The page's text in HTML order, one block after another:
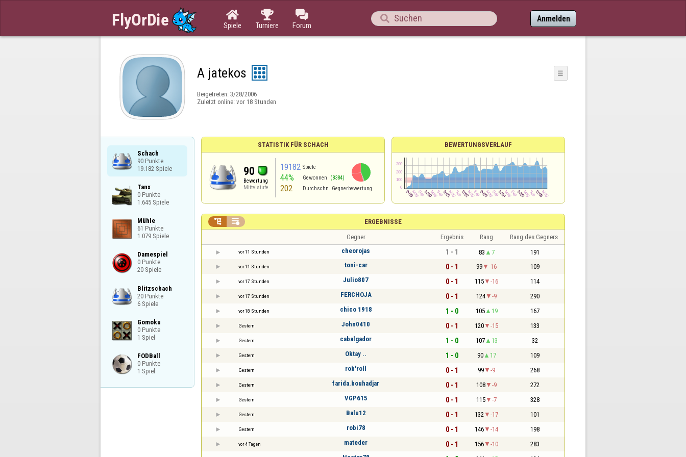

Spiele

Turniere

Forum
 Anmelden
A jatekos ☰
Beigetreten: 3/28/2006
Zuletzt online: vor 18 Stunden
Schach
90 Punkte
19.182 Spiele
Tanx
0 Punkte
1.645 Spiele
Mühle
61 Punkte
1.079 Spiele
Damespiel
0 Punkte
20 Spiele
Blitzschach
20 Punkte
6 Spiele
Gomoku
0 Punkte
1 Spiel
FODBall
0 Punkte
1 Spiel
STATISTIK FÜR SCHACH
90
Bewertung
Mittelstufe
19182 Spiele
44% Gewonnen (8384)
202 Durchschn. Gegnerbewertung
BEWERTUNGSVERLAUF
ERGEBNISSE
 
Gegner Ergebnis Rang Rang des Gegners
vor 11 Stunden cheorojas 1 - 1 83 7 191
vor 11 Stunden toni-car 0 - 1 99 -16 109
vor 17 Stunden Julio807 0 - 1 115 -16 114
vor 17 Stunden FERCHOJA 0 - 1 124 -9 290
vor 18 Stunden chico 1918 1 - 0 105 19 167
Gestern John0410 0 - 1 120 -15 133
Gestern cabalgador 1 - 0 107 13 32
Gestern Oktay .. 1 - 0 90 17 109
Gestern rob'roll 0 - 1 99 -9 268
Gestern farida.bouhadjar 0 - 1 108 -9 272
Gestern VGP615 0 - 1 115 -7 328
Gestern Balu12 0 - 1 132 -17 101
Gestern robi78 0 - 1 146 -14 198
vor 4 Tagen mateder 0 - 1 156 -10 283